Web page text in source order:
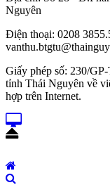
Nguyên
Điện thoại: 0208
Giấy phép số: 230/
tỉnh Thái Nguyên về
hợp trên Internet.